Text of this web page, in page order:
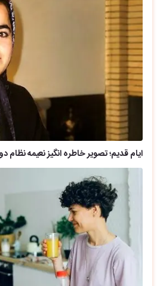
ایام قدیم؛ تصویر خاطره انگیز نعیمه